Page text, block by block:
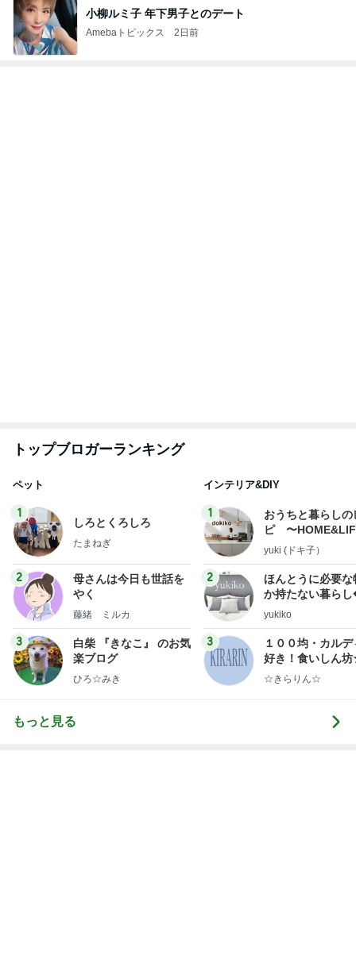
小柳ルミ子 年下男子とのデート
Amebaトピックス 2日前
トップブロガーランキング
ペット
1
しろとくろしろ
たまねぎ
2
母さんは今日も世話を
やく
藤緒 ミルカ
3
白柴 『きなこ』 のお気
楽ブログ
ひろ☆みき
インテリア&DIY
1
おうちと暮らしの
ピ 〜
yuki (ドキ子）
2
ほんとうに必要な
か持たない暮ら
ep Life Simple◆
yukiko
3
１００均・カルデ
好き！食いしん
らりん☆のブログ
☆きらりん☆
もっと見る